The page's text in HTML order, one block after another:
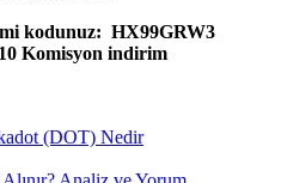
kodunuz: HX99GRW3
Komisyon indirim
(DOT) Nedir